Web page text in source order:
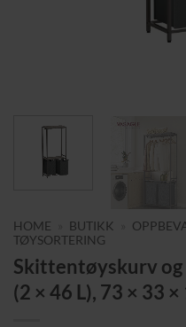
HOME BUTIKK
TØYSORTERING
Skittentøyskurv
(2 × 46 L), 73 × 33